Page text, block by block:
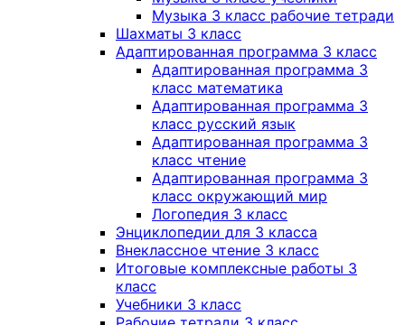
Музыка 3 класс рабочие тетради
Шахматы 3 класс
Адаптированная программа 3 класс
Адаптированная программа 3
класс математика
Адаптированная программа 3
класс русский язык
Адаптированная программа 3
класс чтение
Адаптированная программа 3
класс окружающий мир
Логопедия 3 класс
Энциклопедии для 3 класса
Внеклассное чтение 3 класс
Итоговые комплексные работы 3
класс
Учебники 3 класс